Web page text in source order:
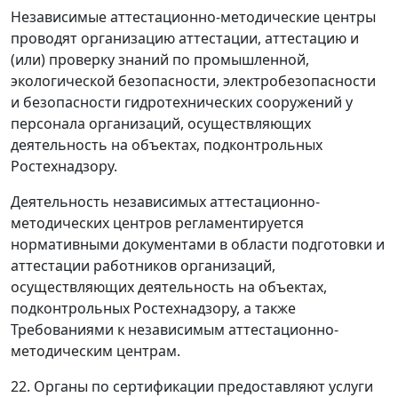
Независимые аттестационно-методические центры
проводят организацию аттестации, аттестацию и
(или) проверку знаний по промышленной,
экологической безопасности, электробезопасности
и безопасности гидротехнических сооружений у
персонала организаций, осуществляющих
деятельность на объектах, подконтрольных
Ростехнадзору.
Деятельность независимых аттестационно-
методических центров регламентируется
нормативными документами в области подготовки и
аттестации работников организаций,
осуществляющих деятельность на объектах,
подконтрольных Ростехнадзору, а также
Требованиями к независимым аттестационно-
методическим центрам.
22. Органы по сертификации предоставляют услуги